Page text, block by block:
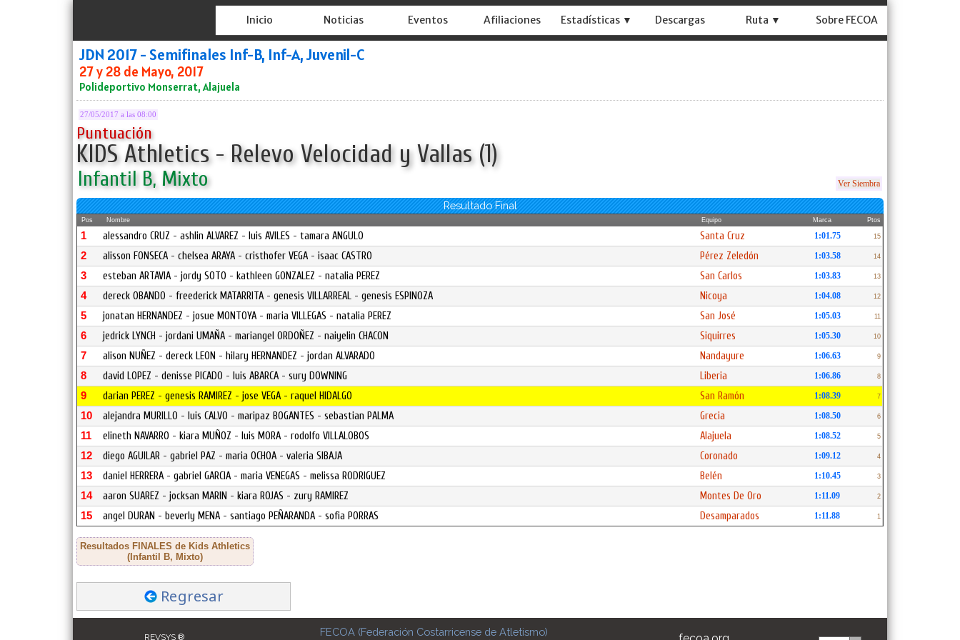
Inicio Noticias Eventos Afiliaciones Estadísticas ▼ Descargas Ruta ▼ Sobre FECOA
JDN 2017 - Semifinales Inf-B, Inf-A, Juvenil-C
27 y 28 de Mayo, 2017
Polideportivo Monserrat, Alajuela
27/05/2017 a las 08:00
Puntuación
KIDS Athletics - Relevo Velocidad y Vallas (1)
Infantil B, Mixto Ver Siembra
Resultado Final
Pos Nombre Equipo Marca Ptos
1 alessandro CRUZ - ashlin ALVAREZ - luis AVILES - tamara ANGULO Santa Cruz 1:01.75 15
2 alisson FONSECA - chelsea ARAYA - cristhofer VEGA - isaac CASTRO Pérez Zeledón 1:03.58 14
3 esteban ARTAVIA - jordy SOTO - kathleen GONZALEZ - natalia PEREZ San Carlos 1:03.83 13
4 dereck OBANDO - freederick MATARRITA - genesis VILLARREAL - genesis ESPINOZA Nicoya 1:04.08 12
5 jonatan HERNANDEZ - josue MONTOYA - maria VILLEGAS - natalia PEREZ San José 1:05.03 11
6 jedrick LYNCH - jordani UMAÑA - mariangel ORDOÑEZ - naiyelin CHACON Siquirres 1:05.30 10
7 alison NUÑEZ - dereck LEON - hilary HERNANDEZ - jordan ALVARADO Nandayure 1:06.63 9
8 david LOPEZ - denisse PICADO - luis ABARCA - sury DOWNING Liberia 1:06.86 8
9 darian PEREZ - genesis RAMIREZ - jose VEGA - raquel HIDALGO San Ramón 1:08.39 7
10 alejandra MURILLO - luis CALVO - maripaz BOGANTES - sebastian PALMA Grecia 1:08.50 6
11 elineth NAVARRO - kiara MUÑOZ - luis MORA - rodolfo VILLALOBOS Alajuela 1:08.52 5
12 diego AGUILAR - gabriel PAZ - maria OCHOA - valeria SIBAJA Coronado 1:09.12 4
13 daniel HERRERA - gabriel GARCIA - maria VENEGAS - melissa RODRIGUEZ Belén 1:10.45 3
14 aaron SUAREZ - jocksan MARIN - kiara ROJAS - zury RAMIREZ Montes De Oro 1:11.09 2
15 angel DURAN - beverly MENA - santiago PEÑARANDA - sofia PORRAS Desamparados 1:11.88 1
Resultados FINALES de Kids Athletics
(Infantil B, Mixto)
Regresar
REVSYS ® FECOA (Federación Costarricense de Atletismo)